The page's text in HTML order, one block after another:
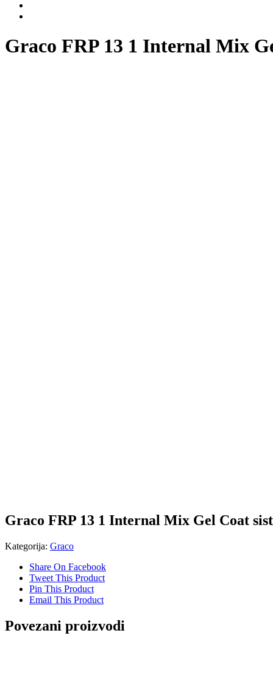
Graco FRP 13 1 Internal Mix
Graco FRP 13 1 Internal Mix Gel Coat
Kategorija: Graco
Share On Facebook
Tweet This Product
Pin This Product
Email This Product
Povezani proizvodi